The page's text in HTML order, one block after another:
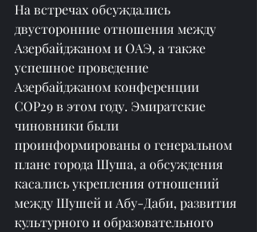
На встречах обсуждались
двусторонние отношения между
Азербайджаном и ОАЭ, а также
успешное проведение
Азербайджаном конференции
COP29 в этом году. Эмиратские
чиновники были
проинформированы о генеральном
плане города Шуша, а обсуждения
касались укрепления отношений
между Шушей и Абу-Даби, развития
культурного и образовательного